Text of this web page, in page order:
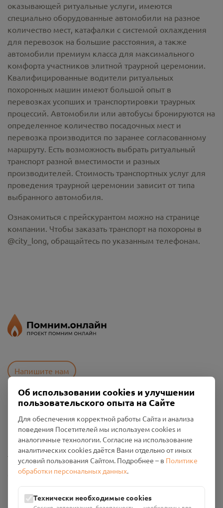
оказывающей ритуальные услуги, имеются
специально оборудованные автомобили на разное
количество мест, катафалки с системой охлаждения
для перевозок на большие расстояния, а также
автомобили премиум класса для максимального
комфорта участников элитной траурной церемонии.
Квалифицированные водители ритуальных
похоронных машин имеют большой опыт в
перевозках усопших и транспортировки траурных
процессий. Автомобили или автобусы бронируются на
определенное количество посадочных мест и
перевозка производится по заранее согласованному
маршруту. Есть возможность выбрать ритуальный
транспорт разной вместимости и разных
производителей. Стоимость транспортных услуг для
проведения траурной церемонии зависит от типа
выбранного автомобиля.
Ознакомиться с прейскурантом можно на странице
компании. Чтобы заказать транспорт на похороны в
@city_long, обращайтесь по указанным телефонам.
Напишите нам
Политика конфиденциальности
Промо-материалы
Настройки cookies
Общество с ограниченной ответственностью «Смоленский
Проект Помним»
ИНН: 6700029207 ОГРН: 1256700001986
Об использовании cookies и улучшении
пользовательского опыта на Сайте
Для обеспечения корректной работы Сайта и анализа
поведения Посетителей мы используем cookies и
аналогичные технологии. Согласие на использование
аналитических cookies даётся Вами отдельно от иных
условий пользования Сайтом. Подробнее – в Политике
обработки персональных данных.
Технически необходимые cookies